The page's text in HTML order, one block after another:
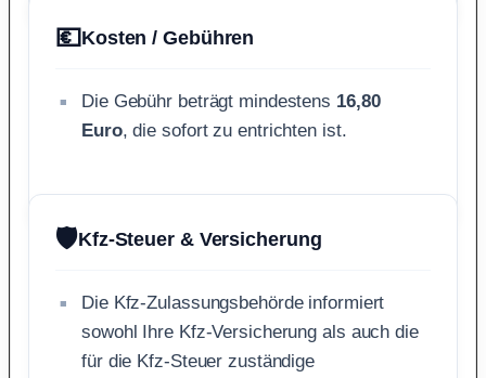
💶Kosten / Gebühren
Die Gebühr beträgt mindestens 16,80
Euro, die sofort zu entrichten ist.
🛡️Kfz-Steuer & Versicherung
Die Kfz-Zulassungsbehörde informiert
sowohl Ihre Kfz-Versicherung als auch die
für die Kfz-Steuer zuständige